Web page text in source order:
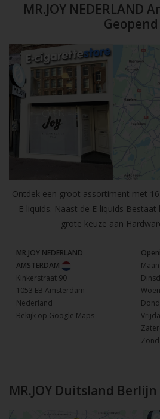
MR.JOY NEDERLAND
Geopend
Ontdek een groot assortiment met
E-liquids. Naast de E-liquids
grote keuze aan
MR.JOY NEDERLAND
AMSTERDAM
Kinkerstraat 90
1053 EB Amsterdam
Nederland
Bekijk op Google Maps
MR.JOY Duitsland Berlijn